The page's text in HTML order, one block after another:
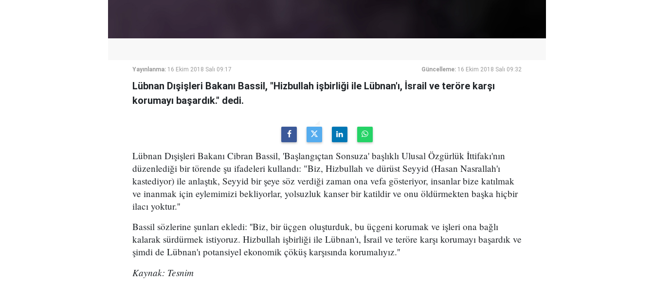
Yayınlanma: 16 Ekim 2018 Salı 09:17 Güncelleme: 16 Ekim 2018 Salı 09:32
Lübnan Dışişleri Bakanı Bassil, "Hizbullah işbirliği ile Lübnan'ı, İsrail ve teröre karşı
korumayı başardık." dedi.
Lübnan Dışişleri Bakanı Cibran Bassil, 'Başlangıçtan Sonsuza' başlıklı Ulusal Özgürlük İttifakı'nın
düzenlediği bir törende şu ifadeleri kullandı: "Biz, Hizbullah ve dürüst Seyyid (Hasan Nasrallah'ı
kastediyor) ile anlaştık, Seyyid bir şeye söz verdiği zaman ona vefa gösteriyor, insanlar bize katılmak
ve inanmak için eylemimizi bekliyorlar, yolsuzluk kanser bir katildir ve onu öldürmekten başka hiçbir
ilacı yoktur.''
Bassil sözlerine şunları ekledi: ''Biz, bir üçgen oluşturduk, bu üçgeni korumak ve işleri ona bağlı
kalarak sürdürmek istiyoruz. Hizbullah işbirliği ile Lübnan'ı, İsrail ve teröre karşı korumayı başardık ve
şimdi de Lübnan'ı potansiyel ekonomik çöküş karşısında korumalıyız.''
Kaynak: Tesnim